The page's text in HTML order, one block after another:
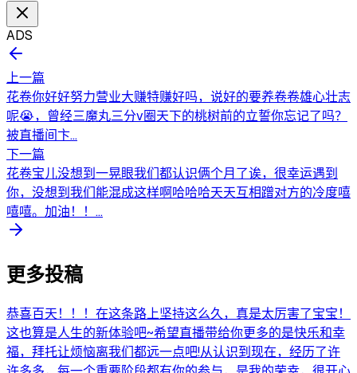
ADS
上一篇
花卷你好好努力营业大赚特赚好吗，说好的要养卷卷雄心壮志
呢😭，曾经三魔丸三分v圈天下的桃树前的立誓你忘记了吗？
被直播间卞...
下一篇
花卷宝儿没想到一晃眼我们都认识俩个月了诶，很幸运遇到
你，没想到我们能混成这样啊哈哈哈天天互相蹭对方的冷度嘻
嘻嘻。加油！！...
更多投稿
恭喜百天！！！在这条路上坚持这么久，真是太厉害了宝宝！
这也算是人生的新体验吧~希望直播带给你更多的是快乐和幸
福，拜托让烦恼离我们都远一点吧!从认识到现在，经历了许